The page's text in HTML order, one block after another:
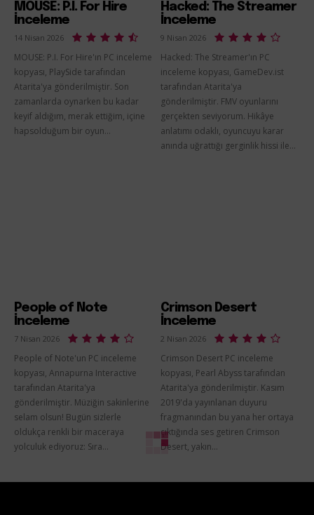
MOUSE: P.I. For Hire
İnceleme
14 Nisan 2026
MOUSE: P.I. For Hire'ın PC inceleme
kopyası, PlaySide tarafından
Atarita'ya gönderilmiştir. Son
zamanlarda oynarken bu kadar
keyif aldığım, merak ettiğim, içine
hapsolduğum bir oyun...
Hacked: The Streamer
İnceleme
9 Nisan 2026
Hacked: The Streamer'ın PC
inceleme kopyası, GameDev.ist
tarafından Atarita'ya
gönderilmiştir. FMV oyunlarını
gerçekten seviyorum. Hikâye
anlatımı odaklı, oyuncuyu karar
anında uğrattığı gerginlik hissi ile...
People of Note
İnceleme
7 Nisan 2026
People of Note'un PC inceleme
kopyası, Annapurna Interactive
tarafından Atarita'ya
gönderilmiştir. Müziğin sakinlerine
selam olsun! Bugün sizlerle
oldukça renkli bir maceraya
yolculuk ediyoruz: Sıra...
Crimson Desert
İnceleme
2 Nisan 2026
Crimson Desert PC inceleme
kopyası, Pearl Abyss tarafından
Atarita'ya gönderilmiştir. Kasım
2019'da yayınlanan duyuru
fragmanından bu yana her ortaya
çıktığında ses getiren Crimson
Desert, yakın...